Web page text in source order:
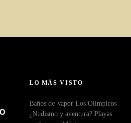
LO MÁS VISTO
Baños de Vapor Los Olímpicos
¿Nudismo y aventura? Playas